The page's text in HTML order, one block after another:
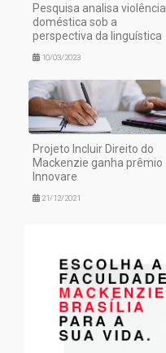
Pesquisa analisa violência
doméstica sob a
perspectiva da linguística
10/03/2023
Projeto Incluir Direito do
Mackenzie ganha prêmio
Innovare
21/12/2021